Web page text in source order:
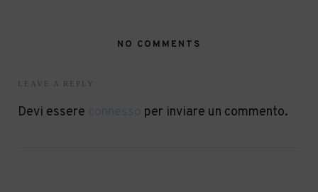
NO COMMENTS
LEAVE A REPLY
Devi essere per inviare un commento.